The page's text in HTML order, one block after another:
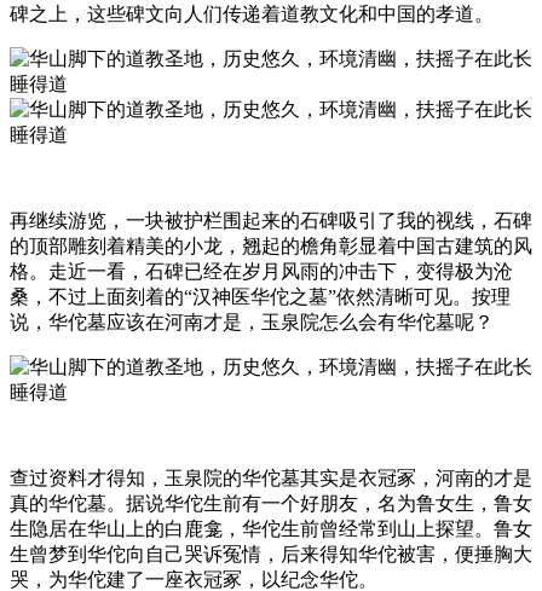
碑之上，这些碑文向人们传递着道教文化和中国的孝道。
再继续游览，一块被护栏围起来的石碑吸引了我的视线，石碑
的顶部雕刻着精美的小龙，翘起的檐角彰显着中国古建筑的风
格。走近一看，石碑已经在岁月风雨的冲击下，变得极为沧
桑，不过上面刻着的“汉神医华佗之墓”依然清晰可见。按理
说，华佗墓应该在河南才是，玉泉院怎么会有华佗墓呢？
查过资料才得知，玉泉院的华佗墓其实是衣冠冢，河南的才是
真的华佗墓。据说华佗生前有一个好朋友，名为鲁女生，鲁女
生隐居在华山上的白鹿龛，华佗生前曾经常到山上探望。鲁女
生曾梦到华佗向自己哭诉冤情，后来得知华佗被害，便捶胸大
哭，为华佗建了一座衣冠冢，以纪念华佗。